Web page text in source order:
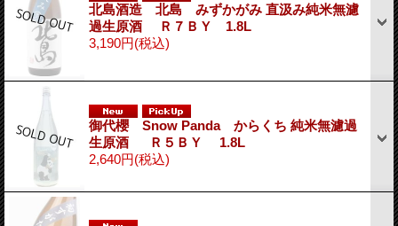
北島酒造 北島 みずかがみ 直汲み純米無濾
過生原酒 Ｒ７ＢＹ 1.8L
3,190円(税込)
御代櫻 Snow Panda からくち 純米無濾過
生原酒 Ｒ５ＢＹ 1.8L
2,640円(税込)